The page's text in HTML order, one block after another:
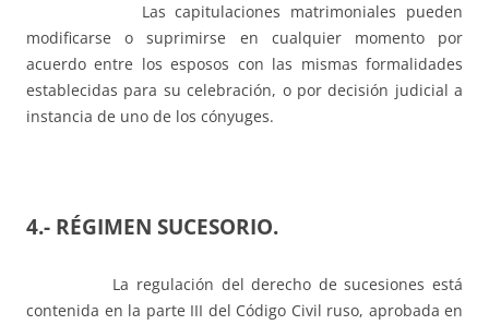
Las capitulaciones matrimoniales pueden
modificarse o suprimirse en cualquier momento por
acuerdo entre los esposos con las mismas formalidades
establecidas para su celebración, o por decisión judicial a
instancia de uno de los cónyuges.
4.- RÉGIMEN SUCESORIO.
La regulación del derecho de sucesiones está
contenida en la parte III del Código Civil ruso, aprobada en